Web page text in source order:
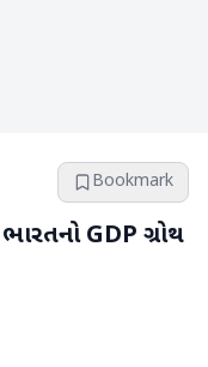
Bookmark
GDP ગ્રોથ